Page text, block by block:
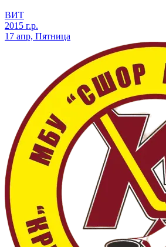
ВИТ
2015 г.р.
17 апр, Пятница